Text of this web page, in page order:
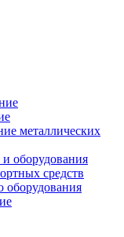
металлических
оборудования
средств
оборудования